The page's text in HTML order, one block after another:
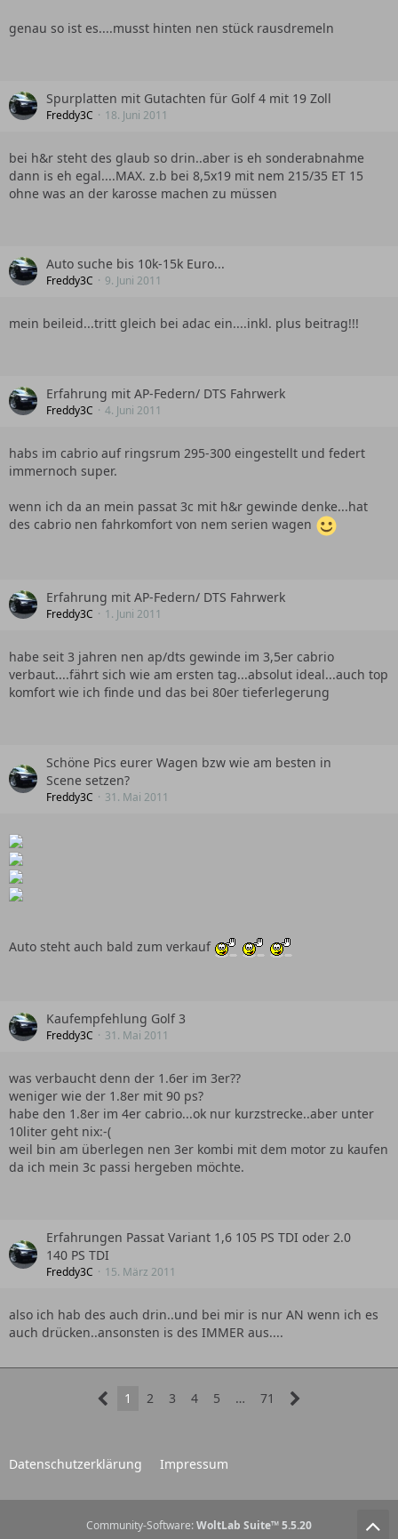
genau so ist es....musst hinten nen stück rausdremeln
Spurplatten mit Gutachten für Golf 4 mit 19 Zoll
Freddy3C 18. Juni 2011
bei h&r steht des glaub so drin..aber is eh sonderabnahme
dann is eh egal....MAX. z.b bei 8,5x19 mit nem 215/35 ET 15
ohne was an der karosse machen zu müssen
Auto suche bis 10k-15k Euro...
Freddy3C 9. Juni 2011
mein beileid...tritt gleich bei adac ein....inkl. plus beitrag!!!
Erfahrung mit AP-Federn/ DTS Fahrwerk
Freddy3C 4. Juni 2011
habs im cabrio auf ringsrum 295-300 eingestellt und federt
immernoch super.
wenn ich da an mein passat 3c mit h&r gewinde denke...hat
des cabrio nen fahrkomfort von nem serien wagen
Erfahrung mit AP-Federn/ DTS Fahrwerk
Freddy3C 1. Juni 2011
habe seit 3 jahren nen ap/dts gewinde im 3,5er cabrio
verbaut....fährt sich wie am ersten tag...absolut ideal...auch top
komfort wie ich finde und das bei 80er tieferlegerung
Schöne Pics eurer Wagen bzw wie am besten in
Scene setzen?
Freddy3C 31. Mai 2011
Auto steht auch bald zum verkauf
Kaufempfehlung Golf 3
Freddy3C 31. Mai 2011
was verbaucht denn der 1.6er im 3er??
weniger wie der 1.8er mit 90 ps?
habe den 1.8er im 4er cabrio...ok nur kurzstrecke..aber unter
10liter geht nix:-(
weil bin am überlegen nen 3er kombi mit dem motor zu kaufen
da ich mein 3c passi hergeben möchte.
Erfahrungen Passat Variant 1,6 105 PS TDI oder 2.0
140 PS TDI
Freddy3C 15. März 2011
also ich hab des auch drin..und bei mir is nur AN wenn ich es
auch drücken..ansonsten is des IMMER aus....
1 2 3 4 5 … 71
Datenschutzerklärung Impressum
Community-Software: WoltLab Suite™ 5.5.20